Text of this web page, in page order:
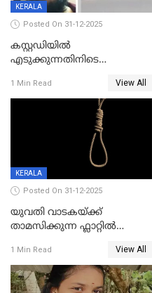
KERALA
Posted On 31-12-2025
കസ്റ്റഡിയിൽ
എടുക്കുന്നതിനിടെ
വധശ്രമക്കേസ് പ്രതി പിടിയിൽ
1 Min Read View All
KERALA
Posted On 31-12-2025
യുവതി വാടകയ്ക്ക്
താമസിക്കുന്ന ഫ്ലാറ്റില്‍
സംഭവം കൈതപ്പൊയിലില്‍
1 Min Read View All